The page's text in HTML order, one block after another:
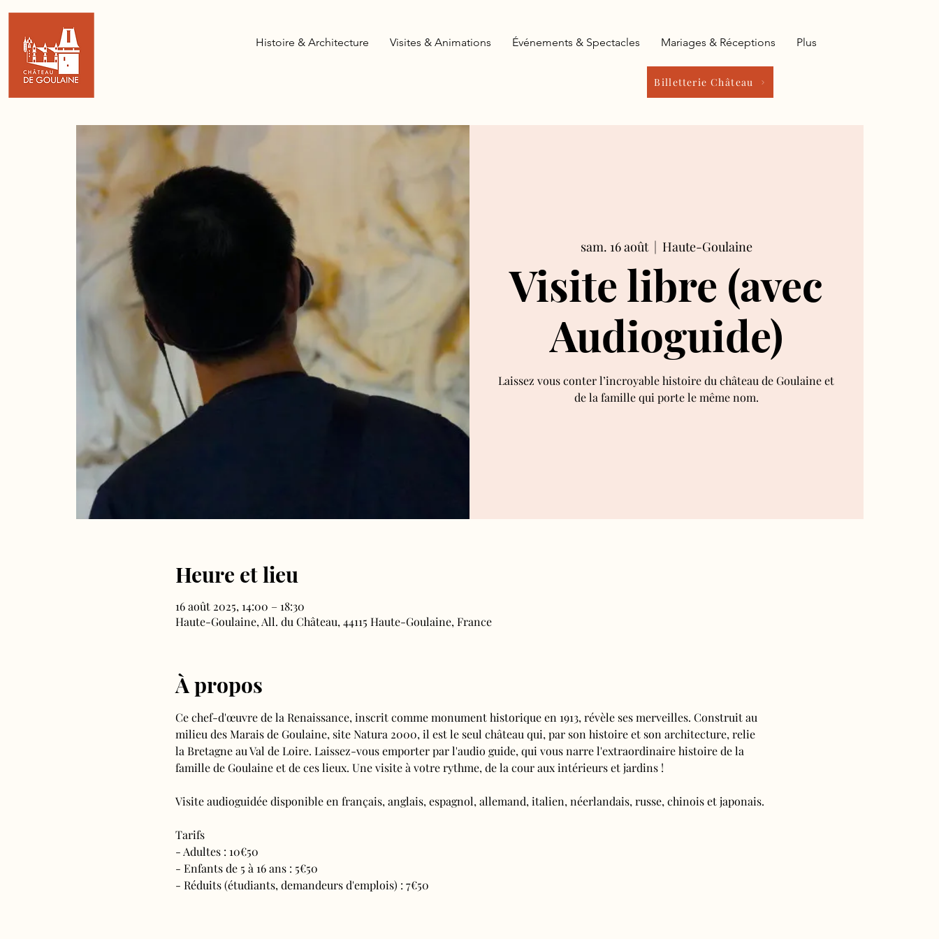
Billetterie Château
Histoire & Architecture Visites & Animations Événements & Spectacles Mariages & Réceptions Plus
sam. 16 août
  |
Haute-Goulaine
Visite libre (avec
Audioguide)
Laissez vous conter l’incroyable histoire du château de Goulaine et
de la famille qui porte le même nom.
Heure et lieu
16 août 2025, 14:00 – 18:30
Haute-Goulaine, All. du Château, 44115 Haute-Goulaine, France
À propos
Ce chef-d'œuvre de la Renaissance, inscrit comme monument historique en 1913, révèle ses merveilles. Construit au
milieu des Marais de Goulaine, site Natura 2000, il est le seul château qui, par son histoire et son architecture, relie
la Bretagne au Val de Loire. Laissez-vous emporter par l'audio guide, qui vous narre l'extraordinaire histoire de la
famille de Goulaine et de ces lieux. Une visite à votre rythme, de la cour aux intérieurs et jardins !
Visite audioguidée disponible en français, anglais, espagnol, allemand, italien, néerlandais, russe, chinois et japonais.
Tarifs
- Adultes : 10€50
- Enfants de 5 à 16 ans : 5€50
- Réduits (étudiants, demandeurs d'emplois) : 7€50